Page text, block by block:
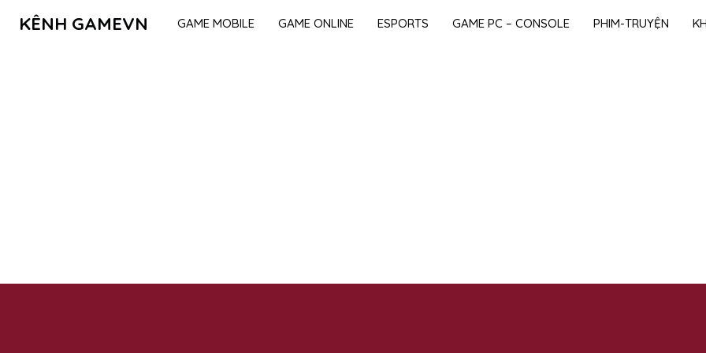
KÊNH GAMEVN GAME MOBILE GAME ONLINE ESPORTS GAME PC – CONSOLE PHIM-TRUYỆN